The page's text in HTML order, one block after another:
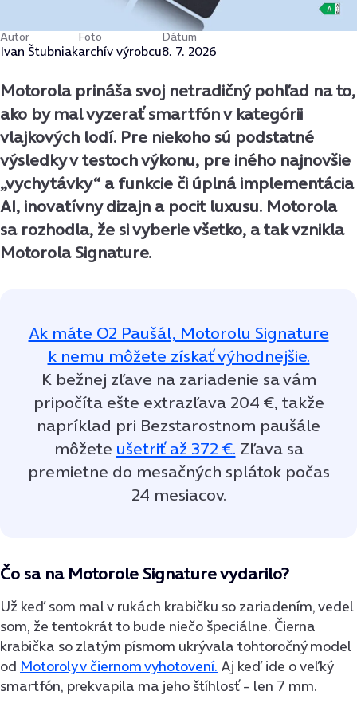
Autor
Ivan Štubniak
Foto
archív výrobcu
Dátum
8. 7. 2026
Motorola prináša svoj netradičný pohľad na to,
ako by mal vyzerať smartfón v kategórii
vlajkových lodí. Pre niekoho sú podstatné
výsledky v testoch výkonu, pre iného najnovšie
„vychytávky“ a funkcie či úplná implementácia
AI, inovatívny dizajn a pocit luxusu. Motorola
sa rozhodla, že si vyberie všetko, a tak vznikla
Motorola Signature.
Ak máte O2 Paušál, Motorolu Signature
k nemu môžete získať výhodnejšie.
K bežnej zľave na zariadenie sa vám
pripočíta ešte extrazľava 204 €, takže
napríklad pri Bezstarostnom paušále
môžete ušetriť až 372 €. Zľava sa
premietne do mesačných splátok počas
24 mesiacov.
Čo sa na Motorole Signature vydarilo?
Už keď som mal v rukách krabičku so zariadením, vedel
som, že tentokrát to bude niečo špeciálne. Čierna
krabička so zlatým písmom ukrývala tohtoročný model
od Motoroly v čiernom vyhotovení. Aj keď ide o veľký
smartfón, prekvapila ma jeho štíhlosť – len 7 mm.